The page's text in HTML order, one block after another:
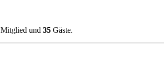
Mitglied und 35 Gäste.